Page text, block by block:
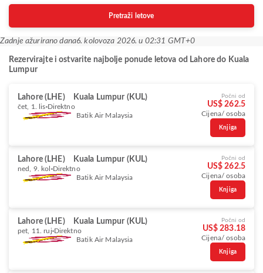
Pretraži letove
Zadnje ažurirano dana6. kolovoza 2026. u 02:31 GMT+0
Rezervirajte i ostvarite najbolje ponude letova od Lahore do Kuala
Lumpur
Lahore (LHE) Kuala Lumpur (KUL)
čet, 1. lis Direktno
Batik Air Malaysia
Počni od
US$ 262.5
Cijena/ osoba
Knjiga
Lahore (LHE) Kuala Lumpur (KUL)
ned, 9. kol Direktno
Batik Air Malaysia
Počni od
US$ 262.5
Cijena/ osoba
Knjiga
Lahore (LHE) Kuala Lumpur (KUL)
pet, 11. ruj Direktno
Batik Air Malaysia
Počni od
US$ 283.18
Cijena/ osoba
Knjiga